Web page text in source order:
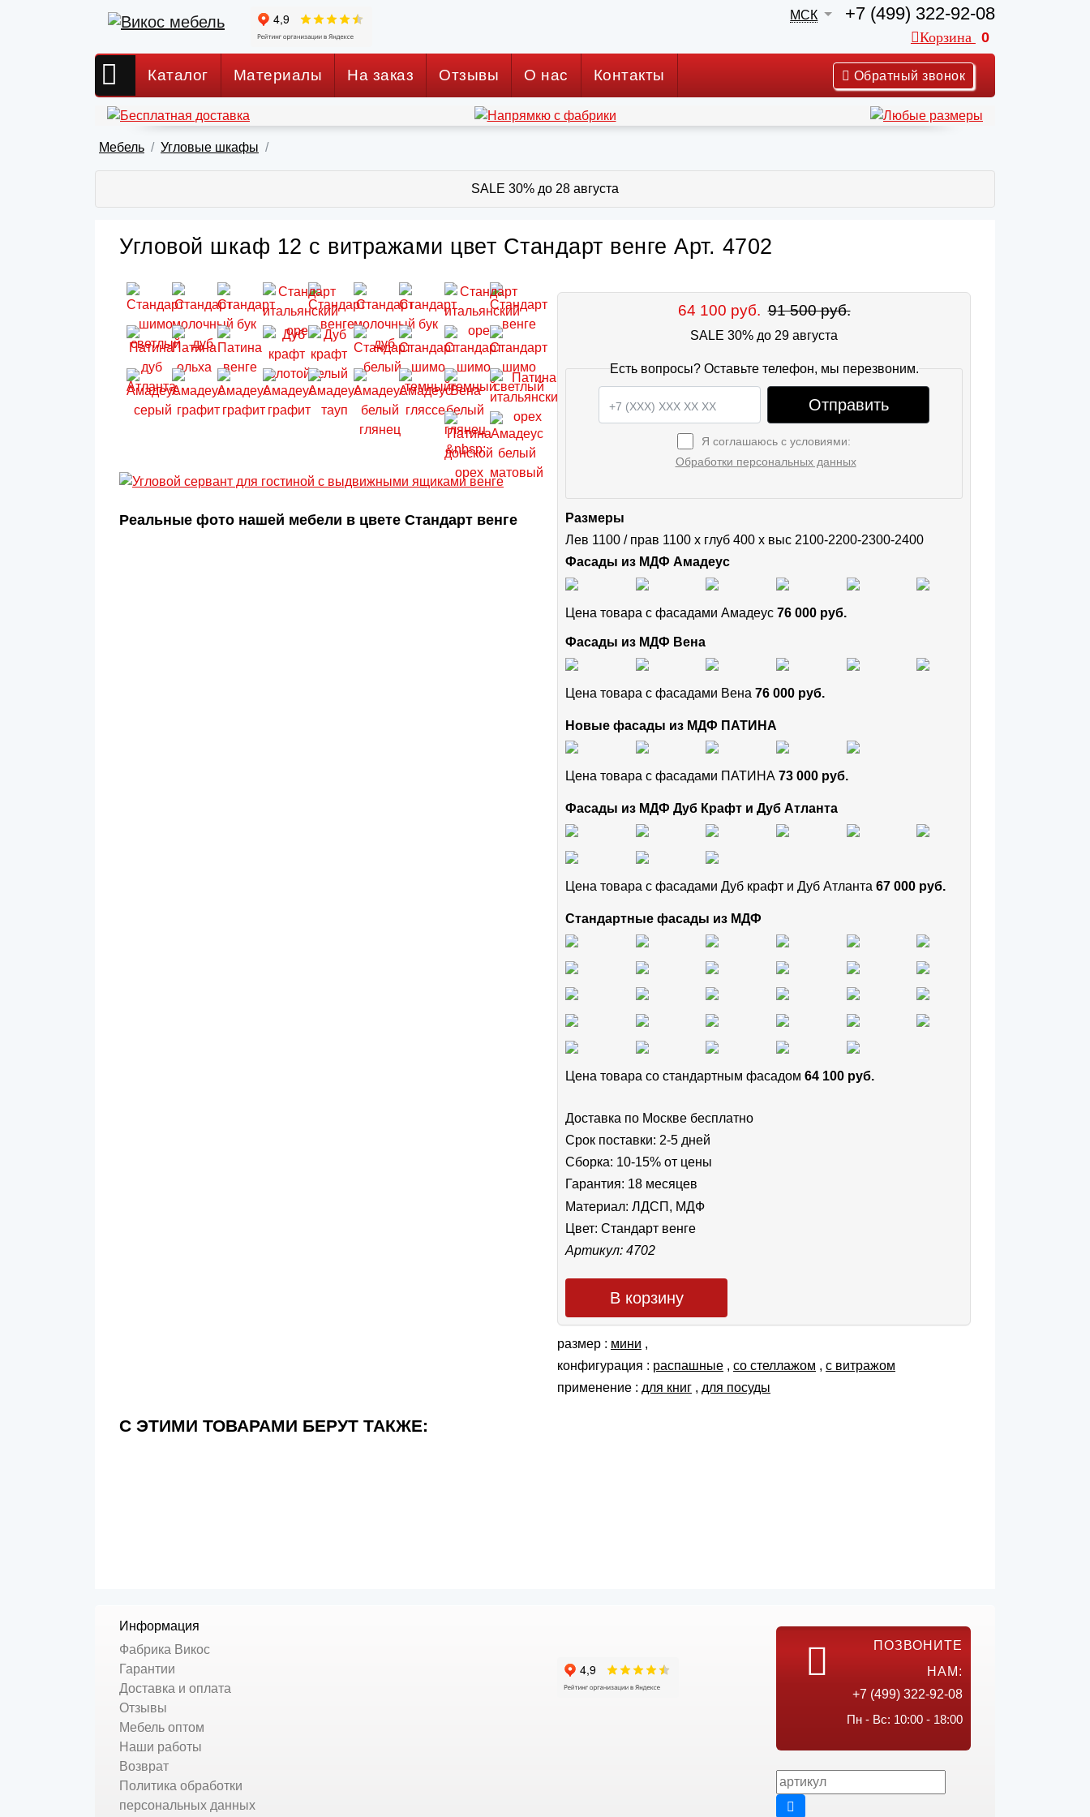
МСК +7 (499) 322-92-08
Корзина 0
Каталог Материалы На заказ Отзывы О нас Контакты Обратный звонок
Мебель Угловые шкафы
SALE 30% до 28 августа
Угловой шкаф 12 с витражами цвет Стандарт венге Арт. 4702
Реальные фото нашей мебели в цвете Стандарт венге
64 100 руб. 91 500 руб.
SALE 30% до 29 августа
Есть вопросы? Оставьте телефон, мы перезвоним.
Отправить
Я соглашаюсь с условиями:
Обработки персональных данных
Размеры
Лев 1100 / прав 1100 х глуб 400 х выс 2100-2200-2300-2400
Фасады из МДФ Амадеус
Цена товара с фасадами Амадеус 76 000 руб.
Фасады из МДФ Вена
Цена товара с фасадами Вена 76 000 руб.
Новые фасады из МДФ ПАТИНА
Цена товара с фасадами ПАТИНА 73 000 руб.
Фасады из МДФ Дуб Крафт и Дуб Атланта
Цена товара с фасадами Дуб крафт и Дуб Атланта 67 000 руб.
Стандартные фасады из МДФ
Цена товара cо стандартным фасадом 64 100 руб.
Доставка по Москве бесплатно
Срок поставки: 2-5 дней
Сборка: 10-15% от цены
Гарантия: 18 месяцев
Материал: ЛДСП, МДФ
Цвет: Стандарт венге
Артикул: 4702
В корзину
размер : мини ,
конфигурация : распашные , со стеллажом , с витражом
применение : для книг , для посуды
С ЭТИМИ ТОВАРАМИ БЕРУТ ТАКЖЕ:
Информация
Фабрика Викос
Гарантии
Доставка и оплата
Отзывы
Мебель оптом
Наши работы
Возврат
Политика обработки
персональных данных
ПОЗВОНИТЕ
НАМ:
+7 (499) 322-92-08
Пн - Вс: 10:00 - 18:00